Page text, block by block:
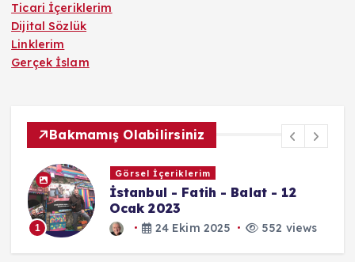
Ticari İçeriklerim
Dijital Sözlük
Linklerim
Gerçek İslam
Bakmamış Olabilirsiniz
1
Görsel İçeriklerim
İstanbul - Fatih - Balat - 12
Ocak 2023
24 Ekim 2025 552 views